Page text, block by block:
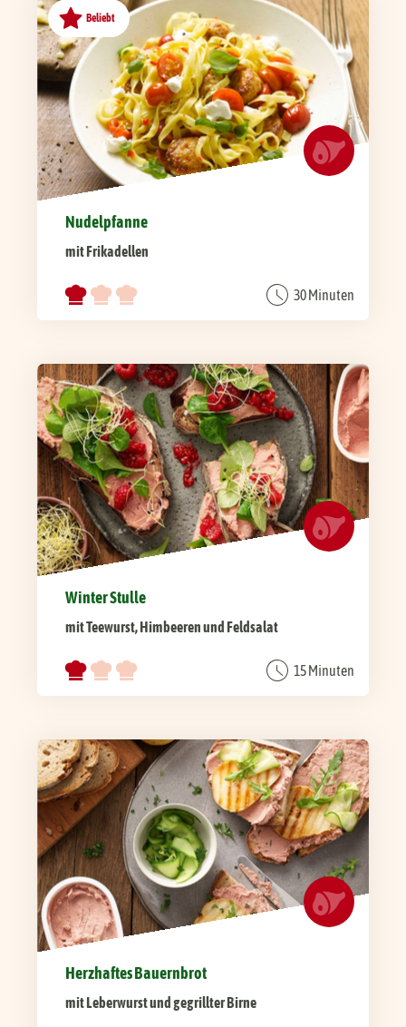
Beliebt
Nudelpfanne
mit Frikadellen
30 Minuten
Winter Stulle
mit Teewurst, Himbeeren und Feldsalat
15 Minuten
Herzhaftes Bauernbrot
mit Leberwurst und gegrillter Birne